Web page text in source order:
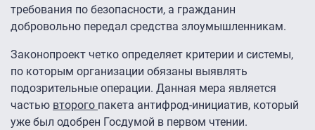
требования по безопасности, а гражданин
добровольно передал средства злоумышленникам.
Законопроект четко определяет критерии и системы,
по которым организации обязаны выявлять
подозрительные операции. Данная мера является
частью второго пакета антифрод-инициатив, который
уже был одобрен Госдумой в первом чтении.